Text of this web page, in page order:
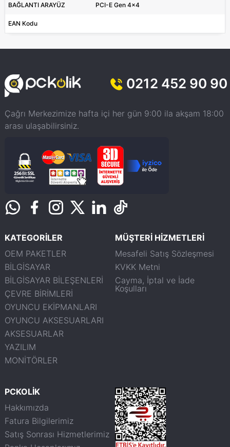
BAĞLANTI ARAYÜZ PCI-E Gen 4x4
EAN Kodu
0212 452 90 90
Çağrı Merkezimize hafta içi her gün 9:00 ila akşam 18:00
arası ulaşabilirsiniz.
KATEGORİLER
OEM PAKETLER
BİLGİSAYAR
BİLGİSAYAR BİLEŞENLERİ
ÇEVRE BİRİMLERİ
OYUNCU EKİPMANLARI
OYUNCU AKSESUARLARI
AKSESUARLAR
YAZILIM
MONİTÖRLER
MÜŞTERİ HİZMETLERİ
Mesafeli Satış Sözleşmesi
KVKK Metni
Cayma, İptal ve İade
Koşulları
PCKOLİK
Hakkımızda
Fatura Bilgilerimiz
Satış Sonrası Hizmetlerimiz